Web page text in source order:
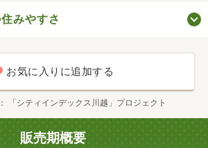
みやすさ
お気に入りに追加する
「シティインデックス川越」プロジェクト
販売期概要